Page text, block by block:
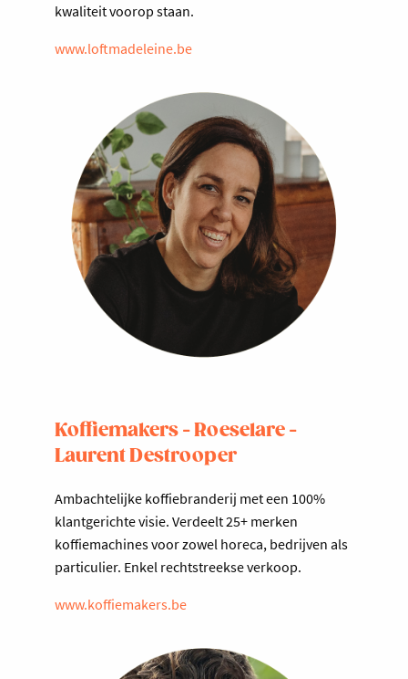
kwaliteit voorop staan.
www.loftmadeleine.be
Koffiemakers - Roeselare -
Laurent Destrooper
Ambachtelijke koffiebranderij met een 100%
klantgerichte visie. Verdeelt 25+ merken
koffiemachines voor zowel horeca, bedrijven als
particulier. Enkel rechtstreekse verkoop.
www.koffiemakers.be